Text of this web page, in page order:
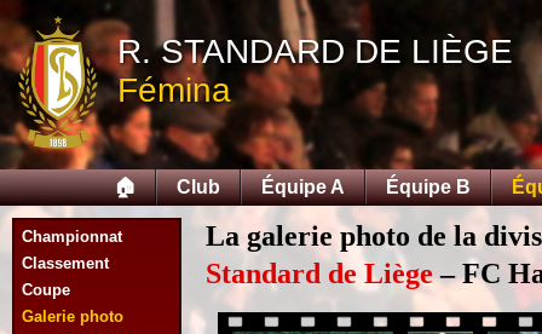
R. STANDARD DE LIÈGE
Fémina
🏠 Club Équipe A Équipe B
Championnat
Classement
Coupe
Galerie photo
La galerie photo de la
Standard de Liège– FC